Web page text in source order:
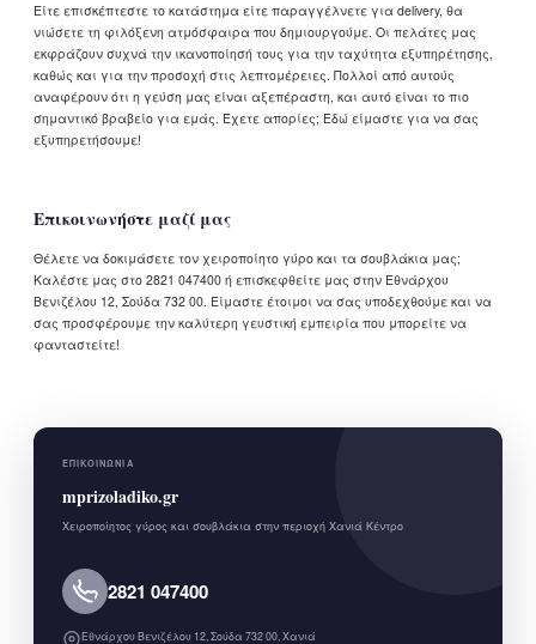
Είτε επισκέπτεστε το κατάστημα είτε παραγγέλνετε για delivery, θα
νιώσετε τη φιλόξενη ατμόσφαιρα που δημιουργούμε. Οι πελάτες μας
εκφράζουν συχνά την ικανοποίησή τους για την ταχύτητα εξυπηρέτησης,
καθώς και για την προσοχή στις λεπτομέρειες. Πολλοί από αυτούς
αναφέρουν ότι η γεύση μας είναι αξεπέραστη, και αυτό είναι το πιο
σημαντικό βραβείο για εμάς. Έχετε απορίες; Εδώ είμαστε για να σας
εξυπηρετήσουμε!
Επικοινωνήστε μαζί μας
Θέλετε να δοκιμάσετε τον χειροποίητο γύρο και τα σουβλάκια μας;
Καλέστε μας στο 2821 047400 ή επισκεφθείτε μας στην Εθνάρχου
Βενιζέλου 12, Σούδα 732 00. Είμαστε έτοιμοι να σας υποδεχθούμε και να
σας προσφέρουμε την καλύτερη γευστική εμπειρία που μπορείτε να
φανταστείτε!
ΕΠΙΚΟΙΝΩΝΊΑ
mprizoladiko.gr
Χειροποίητος γύρος και σουβλάκια στην περιοχή Χανιά Κέντρο
2821 047400
Εθνάρχου Βενιζέλου 12, Σούδα 732 00, Χανιά